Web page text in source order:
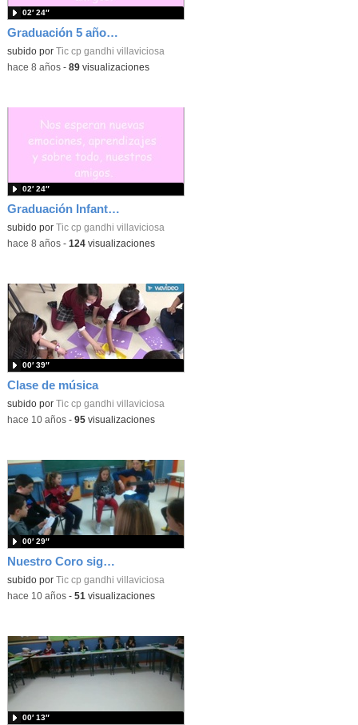
Graduación 5 años CP Gandhi
subido por Tic cp gandhi villaviciosa
02′ 24″
-hace 8 años- 89visualizaciones
Graduación Infantil 5 años CP Gandhi
subido por Tic cp gandhi villaviciosa
02′ 24″
-hace 8 años- 124visualizaciones
Clase de música
subido por Tic cp gandhi villaviciosa
00′ 39″
-hace 10 años- 95visualizaciones
Nuestro Coro sigue afinando sus voces
subido por Tic cp gandhi villaviciosa
00′ 29″
-hace 10 años- 51 visualizaciones
00′ 13″